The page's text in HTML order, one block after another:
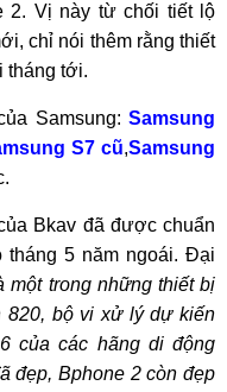
2. Vị này từ chối tiết lộ
chỉ nói thêm rằng thiết
tháng tới.
Samsung: Samsung
S7 cũ,Samsung
Bkav đã được chuẩn
tháng 5 năm ngoái. Đại
một trong những thiết bị
820, bộ vi xử lý dự kiến
của các hãng di động
đẹp, Bphone 2 còn đẹp